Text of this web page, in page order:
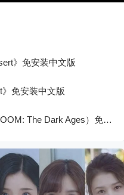
》免安装中文版
》免安装中文版
毁灭战士：黑暗时代（DOOM: The Dark Ages）免安装中文版